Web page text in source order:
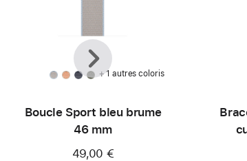
+ 1 autres coloris
Boucle Sport bleu brume
46 mm
49,00 €
Précédent
Suivant